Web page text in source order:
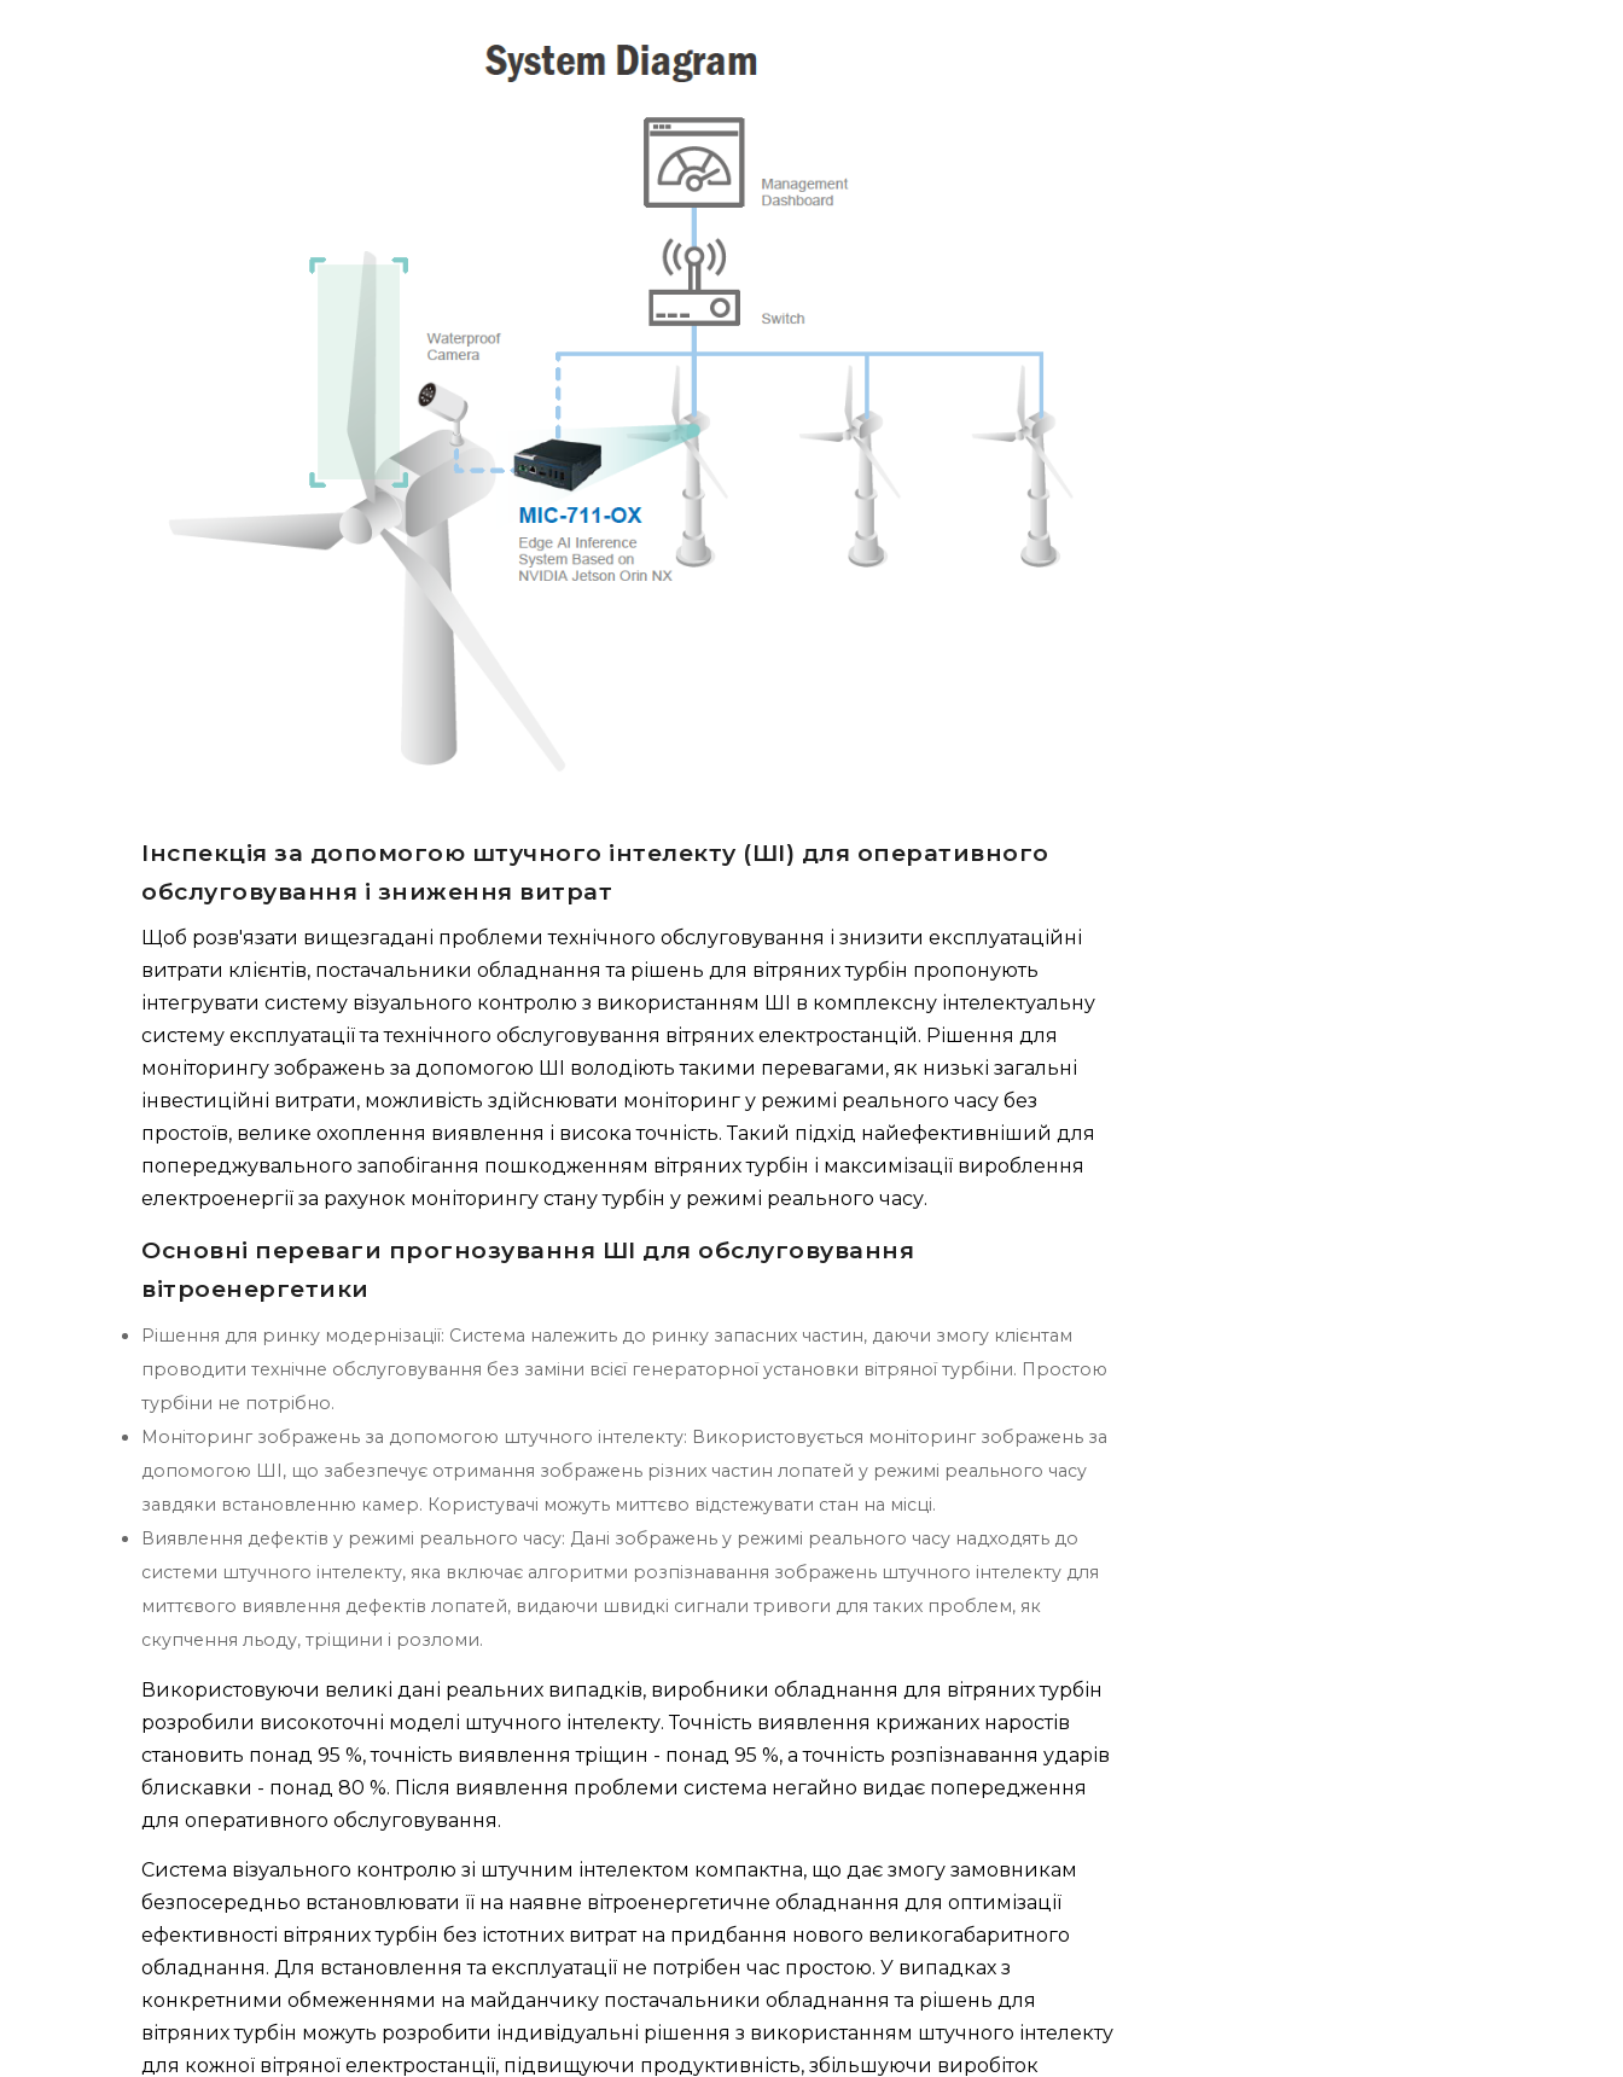
Інспекція за допомогою штучного інтелекту (ШІ) для оперативного
обслуговування і зниження витрат
Щоб розв'язати вищезгадані проблеми технічного обслуговування і знизити експлуатаційні
витрати клієнтів, постачальники обладнання та рішень для вітряних турбін пропонують
інтегрувати систему візуального контролю з використанням ШІ в комплексну інтелектуальну
систему експлуатації та технічного обслуговування вітряних електростанцій. Рішення для
моніторингу зображень за допомогою ШІ володіють такими перевагами, як низькі загальні
інвестиційні витрати, можливість здійснювати моніторинг у режимі реального часу без
простоїв, велике охоплення виявлення і висока точність. Такий підхід найефективніший для
попереджувального запобігання пошкодженням вітряних турбін і максимізації вироблення
електроенергії за рахунок моніторингу стану турбін у режимі реального часу.
Основні переваги прогнозування ШІ для обслуговування
вітроенергетики
Рішення для ринку модернізації: Система належить до ринку запасних частин, даючи змогу клієнтам
проводити технічне обслуговування без заміни всієї генераторної установки вітряної турбіни. Простою
турбіни не потрібно.
Моніторинг зображень за допомогою штучного інтелекту: Використовується моніторинг зображень за
допомогою ШІ, що забезпечує отримання зображень різних частин лопатей у режимі реального часу
завдяки встановленню камер. Користувачі можуть миттєво відстежувати стан на місці.
Виявлення дефектів у режимі реального часу: Дані зображень у режимі реального часу надходять до
системи штучного інтелекту, яка включає алгоритми розпізнавання зображень штучного інтелекту для
миттєвого виявлення дефектів лопатей, видаючи швидкі сигнали тривоги для таких проблем, як
скупчення льоду, тріщини і розломи.
Використовуючи великі дані реальних випадків, виробники обладнання для вітряних турбін
розробили високоточні моделі штучного інтелекту. Точність виявлення крижаних наростів
становить понад 95 %, точність виявлення тріщин - понад 95 %, а точність розпізнавання ударів
блискавки - понад 80 %. Після виявлення проблеми система негайно видає попередження
для оперативного обслуговування.
Система візуального контролю зі штучним інтелектом компактна, що дає змогу замовникам
безпосередньо встановлювати її на наявне вітроенергетичне обладнання для оптимізації
ефективності вітряних турбін без істотних витрат на придбання нового великогабаритного
обладнання. Для встановлення та експлуатації не потрібен час простою. У випадках з
конкретними обмеженнями на майданчику постачальники обладнання та рішень для
вітряних турбін можуть розробити індивідуальні рішення з використанням штучного інтелекту
для кожної вітряної електростанції, підвищуючи продуктивність, збільшуючи виробіток